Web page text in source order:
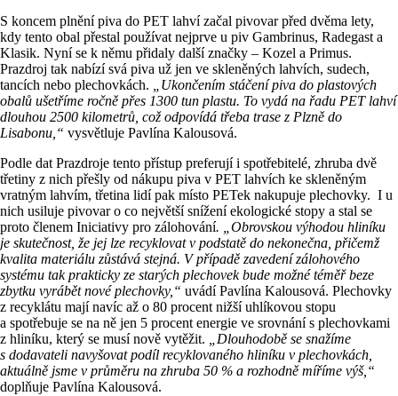
S koncem plnění piva do PET lahví začal pivovar před dvěma lety,
kdy tento obal přestal používat nejprve u piv Gambrinus, Radegast a
Klasik. Nyní se k němu přidaly další značky – Kozel a Primus.
Prazdroj tak nabízí svá piva už jen ve skleněných lahvích, sudech,
tancích nebo plechovkách.
„Ukončením stáčení piva do plastových
obalů ušetříme ročně přes 1300 tun plastu. To vydá na řadu PET lahví
dlouhou 2500 kilometrů, což odpovídá třeba trase z Plzně do
Lisabonu,“ vysvětluje Pavlína Kalousová.
Podle dat Prazdroje tento přístup preferují i spotřebitelé, zhruba dvě
třetiny z nich přešly od nákupu piva v PET lahvích ke skleněným
vratným lahvím, třetina lidí pak místo PETek nakupuje plechovky. I u
nich usiluje pivovar o co největší snížení ekologické stopy a stal se
proto členem Iniciativy pro zálohování. „Obrovskou výhodou hliníku
je skutečnost, že jej lze recyklovat v podstatě do nekonečna, přičemž
kvalita materiálu zůstává stejná. V případě zavedení zálohového
systému tak prakticky ze starých plechovek bude možné téměř beze
zbytku vyrábět nové plechovky,“ uvádí Pavlína Kalousová. Plechovky
z recyklátu mají navíc až o 80 procent nižší uhlíkovou stopu
a spotřebuje se na ně jen 5 procent energie ve srovnání s plechovkami
z hliníku, který se musí nově vytěžit.
„Dlouhodobě se snažíme
s dodavateli navyšovat podíl recyklovaného hliníku v plechovkách,
aktuálně jsme v průměru na zhruba 50 % a rozhodně míříme výš,“
doplňuje Pavlína Kalousová.